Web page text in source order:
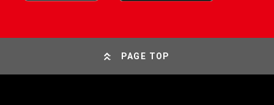
PAGE TOP